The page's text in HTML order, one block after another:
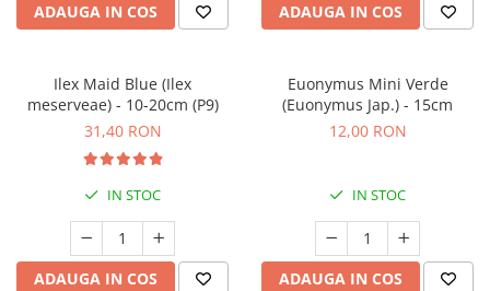
ADAUGA IN COS ADAUGA IN COS
Ilex Maid Blue (Ilex
meserveae) - 10-20cm (P9)
31,40 RON
IN STOC
ADAUGA IN COS
Euonymus Mini Verde
(Euonymus Jap.) - 15cm
12,00 RON
IN STOC
ADAUGA IN COS